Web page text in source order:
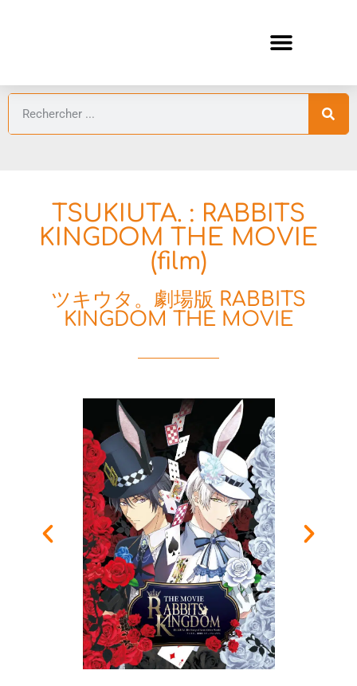
TSUKIUTA. : RABBITS
KINGDOM THE MOVIE
(film)
ツキウタ。劇場版 RABBITS
KINGDOM THE MOVIE